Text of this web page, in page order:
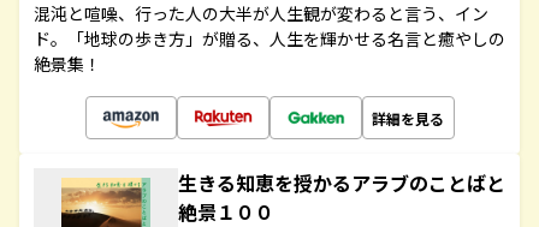
混沌と喧噪、行った人の大半が人生観が変わると言う、イン
ド。「地球の歩き方」が贈る、人生を輝かせる名言と癒やしの
絶景集！
詳細を見る
生きる知恵を授かるアラブのことばと
絶景１００